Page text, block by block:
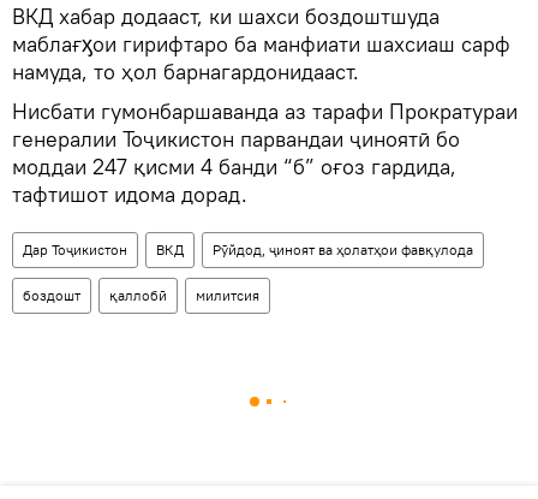
ВКД хабар додааст, ки шахси боздоштшуда
маблағӽои гирифтаро ба манфиати шахсиаш сарф
намуда, то ҳол барнагардонидааст.
Нисбати гумонбаршаванда аз тарафи Прократураи
генералии Тоҷикистон парвандаи ҷиноятӣ бо
моддаи 247 қисми 4 банди “б” оғоз гардида,
тафтишот идома дорад.
Дар Тоҷикистон ВКД Рӯйдод, ҷиноят ва ҳолатҳои фавқулода
боздошт қаллобӣ милитсия